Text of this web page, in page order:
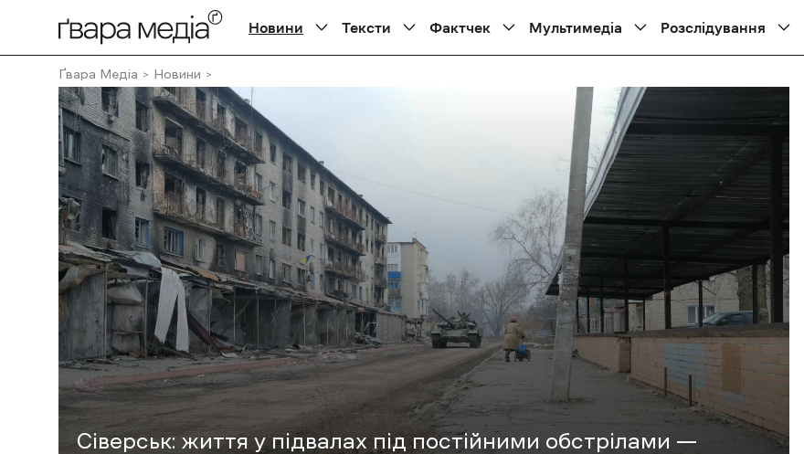
Новини Тексти Фактчек Мультимедіа Розслідування
Ґвара Медіа Новини
Сіверськ: життя у підвалах під постійними обстрілами —